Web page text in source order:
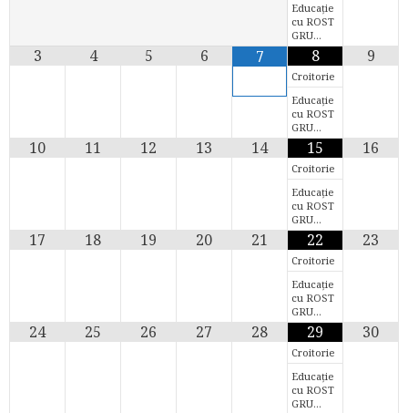
Educație
cu ROST
GRU…
3 4 5 6 7 8
Croitorie
Educație
cu ROST
GRU…
9
10 11 12 13 14 15
Croitorie
Educație
cu ROST
GRU…
16
17 18 19 20 21 22
Croitorie
Educație
cu ROST
GRU…
23
24 25 26 27 28 29
Croitorie
Educație
cu ROST
GRU…
30